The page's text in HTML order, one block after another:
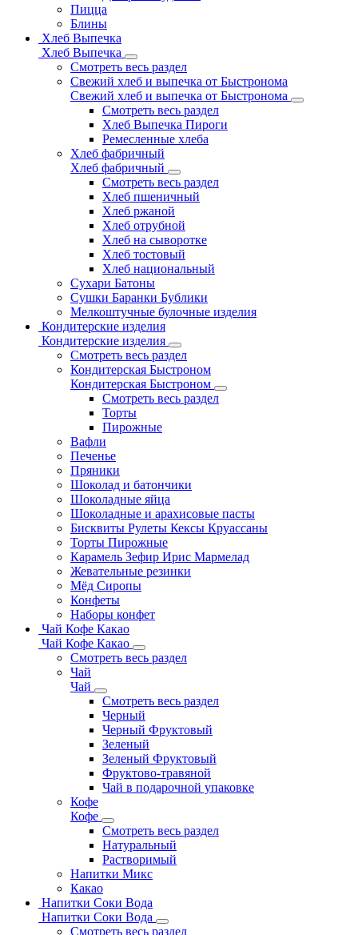
Пицца
Блины
Хлеб Выпечка
Хлеб Выпечка
Смотреть весь раздел
Свежий хлеб и выпечка от Быстронома
Свежий хлеб и выпечка от Быстронома
Смотреть весь раздел
Хлеб Выпечка Пироги
Ремесленные хлеба
Хлеб фабричный
Хлеб фабричный
Смотреть весь раздел
Хлеб пшеничный
Хлеб ржаной
Хлеб отрубной
Хлеб на сыворотке
Хлеб тостовый
Хлеб национальный
Сухари Батоны
Сушки Баранки Бублики
Мелкоштучные булочные изделия
Кондитерские изделия
Кондитерские изделия
Смотреть весь раздел
Кондитерская Быстроном
Кондитерская Быстроном
Смотреть весь раздел
Торты
Пирожные
Вафли
Печенье
Пряники
Шоколад и батончики
Шоколадные яйца
Шоколадные и арахисовые пасты
Бисквиты Рулеты Кексы Круассаны
Торты Пирожные
Карамель Зефир Ирис Мармелад
Жевательные резинки
Мёд Сиропы
Конфеты
Наборы конфет
Чай Кофе Какао
Чай Кофе Какао
Смотреть весь раздел
Чай
Чай
Смотреть весь раздел
Черный
Черный Фруктовый
Зеленый
Зеленый Фруктовый
Фруктово-травяной
Чай в подарочной упаковке
Кофе
Кофе
Смотреть весь раздел
Натуральный
Растворимый
Напитки Микс
Какао
Напитки Соки Вода
Напитки Соки Вода
Смотреть весь раздел